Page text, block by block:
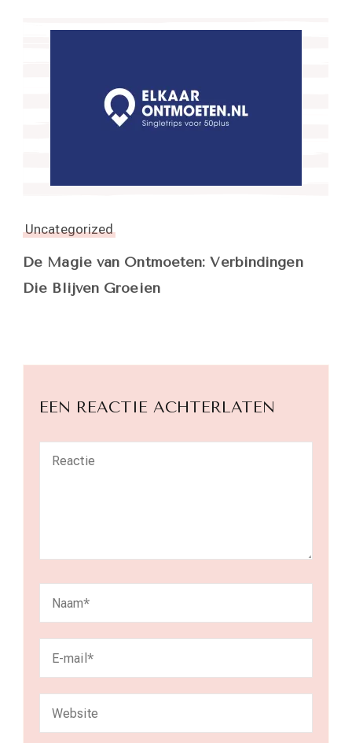
Uncategorized
De Magie van Ontmoeten: Verbindingen
Die Blijven Groeien
EEN REACTIE ACHTERLATEN